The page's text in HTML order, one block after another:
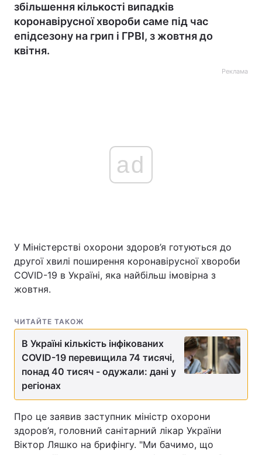
Головна Війна
Україна Політика
Спорт
Техно і зв'язок
Зброя Інциденти
Здоров'я Туризм
Цікавинки Погода
збільшення кількості випадків
коронавірусної хвороби саме під час
епідсезону на грип і ГРВІ, з жовтня до
квітня.
Реклама
ad
У Міністерстві охорони здоров’я готуються до
другої хвилі поширення коронавірусної хвороби
COVID-19 в Україні, яка найбільш імовірна з
жовтня.
ЧИТАЙТЕ ТАКОЖ
В Україні кількість інфікованих
COVID-19 перевищила 74 тисячі,
понад 40 тисяч - одужали: дані у
регіонах
Про це заявив заступник міністр охорони
здоров’я, головний санітарний лікар України
Віктор Ляшко на брифінгу. "Ми бачимо, що